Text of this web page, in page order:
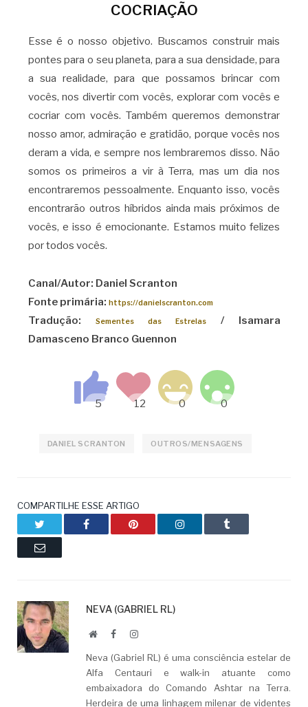
COCRIAÇÃO
Esse é o nosso objetivo. Buscamos construir mais
pontes para o seu planeta, para a sua densidade, para
a sua realidade, para que possamos brincar com
vocês, nos divertir com vocês, explorar com vocês e
cocriar com vocês. Também queremos demonstrar
nosso amor, admiração e gratidão, porque vocês nos
deram a vida, e sempre nos lembraremos disso. Não
somos os primeiros a vir à Terra, mas um dia nos
encontraremos pessoalmente. Enquanto isso, vocês
encontrarão outros híbridos ainda mais próximos de
vocês, e isso é emocionante. Estamos muito felizes
por todos vocês.
Canal/Autor: Daniel Scranton
Fonte primária: https://danielscranton.com
Tradução: Sementes das Estrelas/ Isamara
Damasceno Branco Guennon
DANIEL SCRANTON OUTROS/MENSAGENS
COMPARTILHE ESSE ARTIGO
Facebook Pinterest LinkedIn Tumblr
Email
NEVA (GABRIEL RL)
WebsiteFacebookLinkedIn
Neva (Gabriel RL) é uma consciência estelar de
Alfa Centauri e walk-in atuante como
embaixadora do Comando Ashtar na Terra.
Herdeira de uma linhagem milenar de videntes